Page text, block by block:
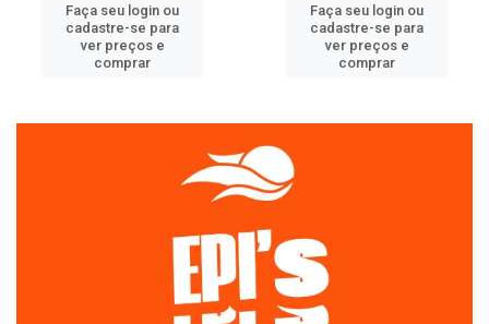
Faça seu login ou
cadastre-se para
ver preços e
comprar
Faça seu login ou
cadastre-se para
ver preços e
comprar